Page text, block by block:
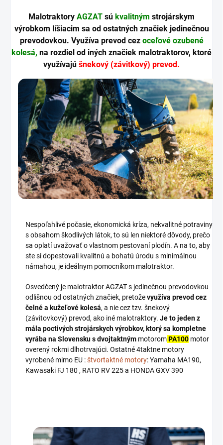
Malotraktory AGZAT sú kvalitným strojárskym
výrobkom líšiacim sa od ostatných značiek jedinečnou
prevodovkou. Využíva prevod cez oceľové ozubené
kolesá, na rozdiel od iných značiek malotraktorov, ktoré
využívajú šnekový (závitkový) prevod.
Nespoľahlivé počasie, ekonomická kríza, nekvalitné potraviny
s obsahom škodlivých látok, to sú len niektoré dôvody, prečo
sa oplatí uvažovať o vlastnom pestovaní plodín. A na to, aby
ste si dopestovali kvalitnú a bohatú úrodu s minimálnou
námahou, je ideálnym pomocníkom malotraktor.
Osvedčený je malotraktor AGZAT s jedinečnou prevodovkou
odlišnou od ostatných značiek, pretoževyužíva prevod cez
čelné a kužeľové kolesá, a nie cez tzv. šnekový
(závitovkový) prevod, ako iné malotraktory. Je to jeden z
mála poctivých strojárskych výrobkov, ktorý sa kompletne
vyrába na Slovensku s dvojtaktným motoromPA100 motor
overený rokmi dlhotrvajúci. Ostatné 4taktne motory
vyrobené mimo EU :štvortaktné motory: Yamaha MA190,
Kawasaki FJ 180 , RATO RV 225 a HONDA GXV 390